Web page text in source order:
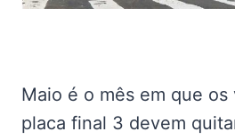
Maio é o mês em que os
placa final 3 devem